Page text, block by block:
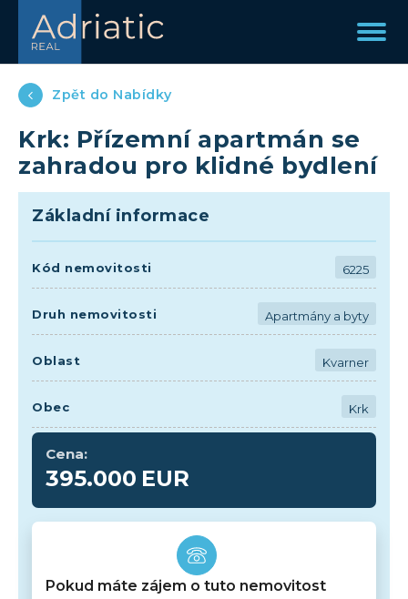
Zpět do Nabídky
Krk: Přízemní apartmán se
zahradou pro klidné bydlení
Základní informace
Kód nemovitosti 6225
Druh nemovitosti Apartmány a byty
Oblast Kvarner
Obec Krk
Cena:
395.000 EUR
Pokud máte zájem o tuto nemovitost